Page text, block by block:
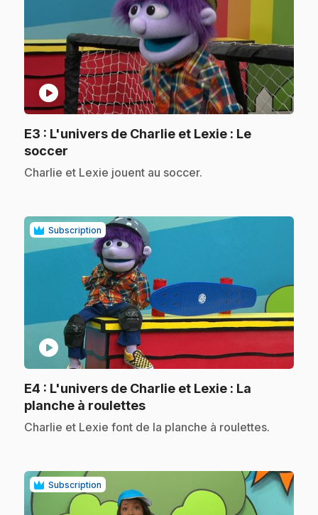
play_circle
E3 : L'univers de Charlie et Lexie : Le
soccer
.Charlie et Lexie jouent au soccer.
Subscription
play_circle
E4 : L'univers de Charlie et Lexie : La
planche à roulettes.
.Charlie et Lexie font de la planche à roulettes.
Subscription